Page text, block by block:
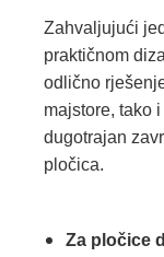
Zahvaljujući
praktičnom
odlično
majstore, tako
dugotrajan
pločica.
Za pločice